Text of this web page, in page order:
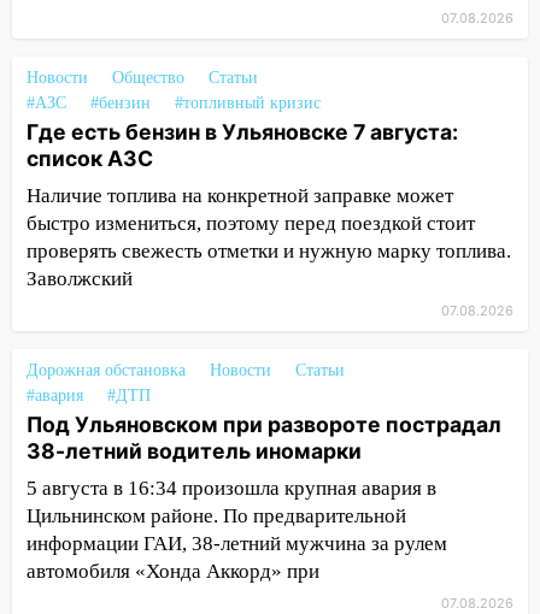
пассажира»
13:20
В Ульяновске за один день
обокрали женщину на пляже и
подростка в сквере
13:01 В Димитровграде мужчина
выбросил из машины страйкбольную
гранату: его задержали
и шквал до 27 м/с
12:31
Ульяновец хотел купить иномарку
из Европы и потерял 760 тысяч рублей
12:20 В Чердаклинском районе
столкнулись «Лада» и Chevrolet:
пострадал 14-летний подросток
12:00 Где есть бензин в Ульяновске 7
07.08.2026
Новости Общество
Статьи
#АЗС
#бензин #топливный кризис
Где есть бензин в Ульяновске 7 августа:
список АЗС
Наличие топлива на конкретной заправке может
быстро измениться, поэтому перед поездкой стоит
проверять свежесть отметки и нужную марку топлива.
Заволжский
07.08.2026
Дорожная обстановка Новости
Статьи
#авария
#ДТП
Под Ульяновском при развороте пострадал
38-летний водитель иномарки
5 августа в 16:34 произошла крупная авария в
Цильнинском районе. По предварительной
информации ГАИ, 38-летний мужчина за рулем
автомобиля «Хонда Аккорд» при
07.08.2026